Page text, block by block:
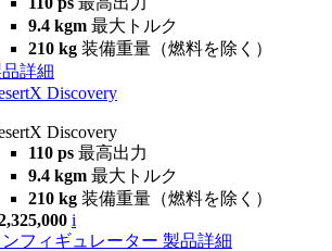
9.4 kgm 最大トルク
210 kg 装備重量（燃料を除く）
詳細
Discovery
Discovery
110 ps 最高出力
9.4 kgm 最大トルク
210 kg 装備重量（燃料を除く）
i
ンフィギュレーター 製品詳細